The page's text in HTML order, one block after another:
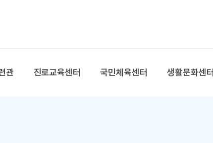
관 진로교육센터 국민체육센터 생활문화센터